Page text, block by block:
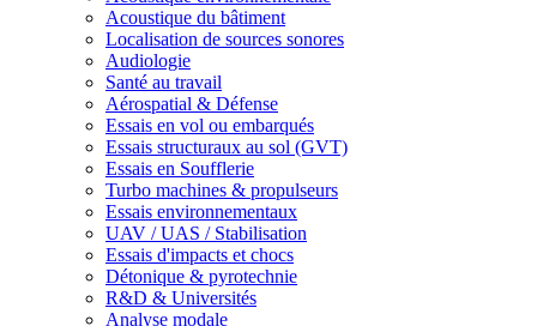
Acoustique du bâtiment
Localisation de sources sonores
Audiologie
Santé au travail
Aérospatial & Défense
Essais en vol ou embarqués
Essais structuraux au sol (GVT)
Essais en Soufflerie
Turbo machines & propulseurs
Essais environnementaux
UAV / UAS / Stabilisation
Essais d'impacts et chocs
Détonique & pyrotechnie
R&D & Universités
Analyse modale